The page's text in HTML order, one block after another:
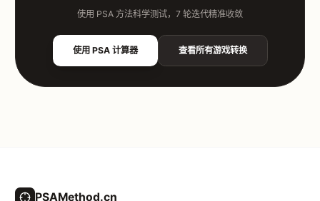
使用 PSA 方法科学测试，7 轮迭代精准收敛
使用 PSA 计算器 查看所有游戏转换
PSAMethod.cn